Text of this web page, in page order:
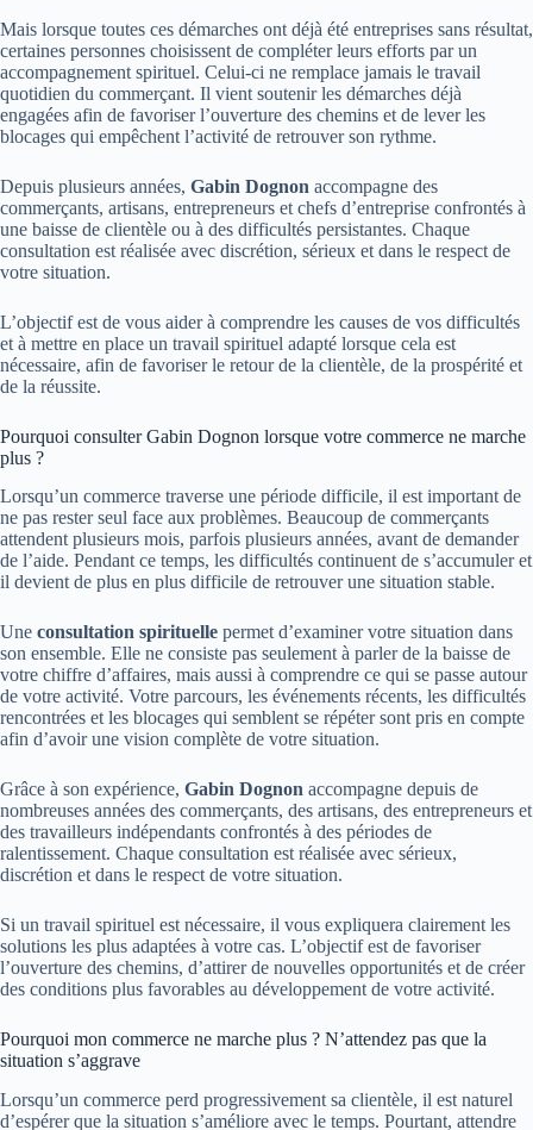
Mais lorsque toutes ces démarches ont déjà été entreprises sans résultat,
certaines personnes choisissent de compléter leurs efforts par un
accompagnement spirituel. Celui-ci ne remplace jamais le travail
quotidien du commerçant. Il vient soutenir les démarches déjà
engagées afin de favoriser l’ouverture des chemins et de lever les
blocages qui empêchent l’activité de retrouver son rythme.
Depuis plusieurs années, Gabin Dognon accompagne des
commerçants, artisans, entrepreneurs et chefs d’entreprise confrontés à
une baisse de clientèle ou à des difficultés persistantes. Chaque
consultation est réalisée avec discrétion, sérieux et dans le respect de
votre situation.
L’objectif est de vous aider à comprendre les causes de vos difficultés
et à mettre en place un travail spirituel adapté lorsque cela est
nécessaire, afin de favoriser le retour de la clientèle, de la prospérité et
de la réussite.
Pourquoi consulter Gabin Dognon lorsque votre commerce ne marche
plus ?
Lorsqu’un commerce traverse une période difficile, il est important de
ne pas rester seul face aux problèmes. Beaucoup de commerçants
attendent plusieurs mois, parfois plusieurs années, avant de demander
de l’aide. Pendant ce temps, les difficultés continuent de s’accumuler et
il devient de plus en plus difficile de retrouver une situation stable.
Une consultation spirituelle permet d’examiner votre situation dans
son ensemble. Elle ne consiste pas seulement à parler de la baisse de
votre chiffre d’affaires, mais aussi à comprendre ce qui se passe autour
de votre activité. Votre parcours, les événements récents, les difficultés
rencontrées et les blocages qui semblent se répéter sont pris en compte
afin d’avoir une vision complète de votre situation.
Grâce à son expérience, Gabin Dognon accompagne depuis de
nombreuses années des commerçants, des artisans, des entrepreneurs et
des travailleurs indépendants confrontés à des périodes de
ralentissement. Chaque consultation est réalisée avec sérieux,
discrétion et dans le respect de votre situation.
Si un travail spirituel est nécessaire, il vous expliquera clairement les
solutions les plus adaptées à votre cas. L’objectif est de favoriser
l’ouverture des chemins, d’attirer de nouvelles opportunités et de créer
des conditions plus favorables au développement de votre activité.
Pourquoi mon commerce ne marche plus ? N’attendez pas que la
situation s’aggrave
Lorsqu’un commerce perd progressivement sa clientèle, il est naturel
d’espérer que la situation s’améliore avec le temps. Pourtant, attendre